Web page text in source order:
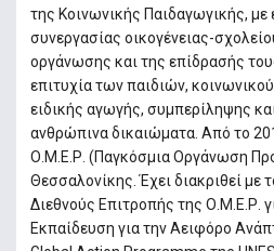
της Κοινωνικής Παιδαγωγικής,
συνεργασίας οικογένειας-
οργάνωσης και της επίδρασής
επιτυχία των παιδιών,
ειδικής αγωγής, συμπερίληψης
ανθρώπινα δικαιώματα. Από το
Ο.Μ.Ε.Ρ. (Παγκόσμια Οργάνωση
Θεσσαλονίκης. Έχει διακριθεί με
Διεθνούς Επιτροπής της Ο.Μ.Ε.Ρ.
Εκπαίδευση για την Αειφόρο